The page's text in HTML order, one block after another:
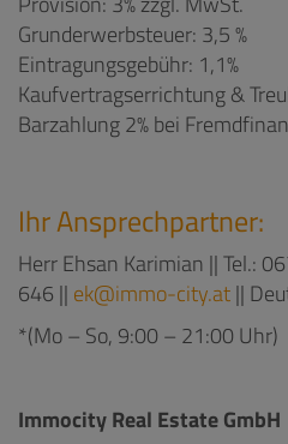
Grunderwerbsteuer: 3,5 %
Eintragungsgebühr: 1,1%
Kaufvertragserrichtung &
Barzahlung 2% bei
Ihr Ansprechpartner:
Herr Ehsan Karimian || Tel.:
646 || ek@immo-city.at||
*(Mo – So, 9:00 – 21:00 Uhr)
Immocity Real Estate GmbH